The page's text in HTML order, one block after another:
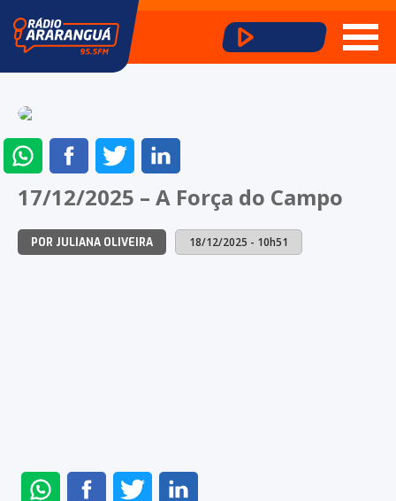
ENVIAR
NO
WHATSAPP
COMPARTILHAR
NO
FACEBOOK
COMPARTILHAR
NO
TWITTERLINKEDIN
17/12/2025 – A Força do Campo
POR JULIANA OLIVEIRA 18/12/2025 - 10h51
ENVIAR
COMPARTILHARCOMPARTILHAR